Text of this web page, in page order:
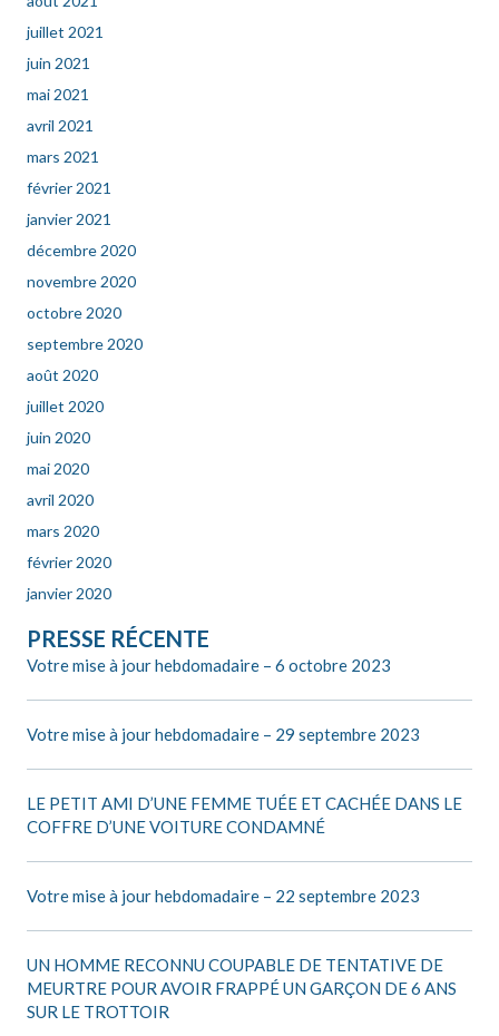
juillet 2021
juin 2021
mai 2021
avril 2021
mars 2021
février 2021
janvier 2021
décembre 2020
novembre 2020
octobre 2020
septembre 2020
août 2020
juillet 2020
juin 2020
mai 2020
avril 2020
mars 2020
février 2020
janvier 2020
PRESSE RÉCENTE
Votre mise à jour hebdomadaire – 6 octobre 2023
Votre mise à jour hebdomadaire – 29 septembre 2023
LE PETIT AMI D’UNE FEMME TUÉE ET CACHÉE DANS LE
COFFRE D’UNE VOITURE CONDAMNÉ
Votre mise à jour hebdomadaire – 22 septembre 2023
UN HOMME RECONNU COUPABLE DE TENTATIVE DE
MEURTRE POUR AVOIR FRAPPÉ UN GARÇON DE 6 ANS
SUR LE TROTTOIR